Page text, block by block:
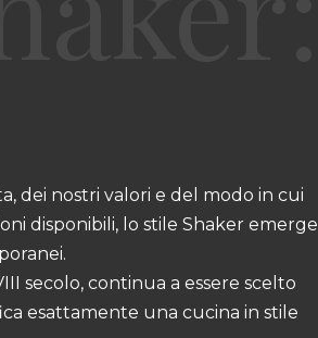
dei nostri valori e del modo in cui
disponibili, lo stile Shaker emerge
secolo, continua a essere scelto
esattamente una cucina in stile